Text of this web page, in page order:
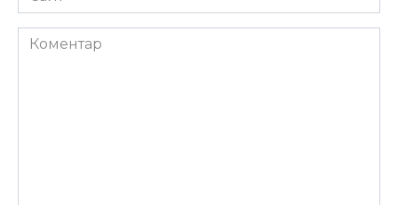
Коментар